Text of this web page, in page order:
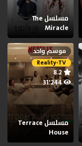
مسلسل The
Miracle
موسم واحد
Reality-TV
31٬244
مسلسل Terrace
House